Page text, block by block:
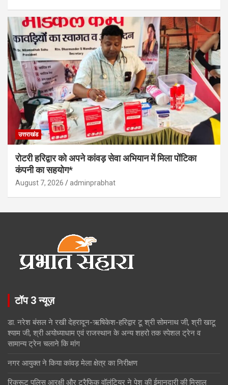
उत्तराखंड
रोटरी हरिद्वार को अपने कांवड़ सेवा अभियान में मिला पोंटिका
कंपनी का सहयोग*
August 7, 2026 adminprabhat
टॉप 3 न्यूज़
डा. नरेश बंसल ने रखी देहरादून-ऋषिकेश-हरिद्वार टू श्री सोमनाथ जी, श्री खाटू
श्याम जी, श्री अयोध्याधाम एवं राजस्थान के अन्य शहरो तक स्पेशल ट्रेन व
सामान्य ट्रेन चलाने कि मांग
नगर आयुक्त ने किया कांवड़ मेला क्षेत्र का निरीक्षण
रिक्रूट पुलिस आरक्षी और ट्रैफिक वॉलंटियर ने पेश की ईमानदारी की मिसाल